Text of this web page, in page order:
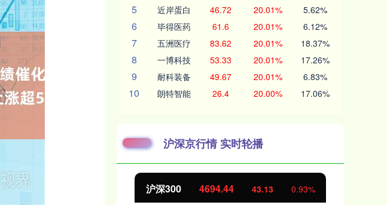
5 近岸蛋白 46.72 20.01% 5.62%
6 毕得医药 61.6 20.01% 6.12%
7 五洲医疗 83.62 20.01% 18.37%
8 一博科技 53.33 20.01% 17.26%
9 耐科装备 49.67 20.01% 6.83%
10 朗特智能 26.4 20.00% 17.06%
沪深京行情 实时轮播
沪深300 0.93% 北证50 1134.24